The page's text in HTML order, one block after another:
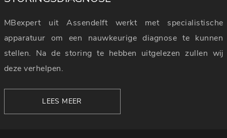
MBexpert uit Assendelft werkt met specialistische
apparatuur om een nauwkeurige diagnose te kunnen
stellen. Na de storing te hebben uitgelezen zullen wij
deze verhelpen.
LEES MEER